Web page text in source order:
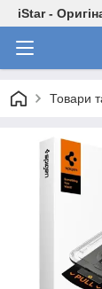
iStar -
Товари